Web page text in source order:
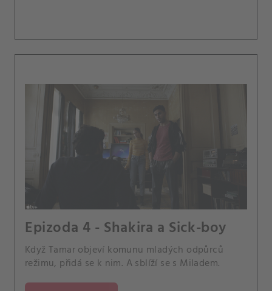
Epizoda 4 - Shakira a Sick-boy
Když Tamar objeví komunu mladých odpůrců
režimu, přidá se k nim. A sblíží se s Miladem.